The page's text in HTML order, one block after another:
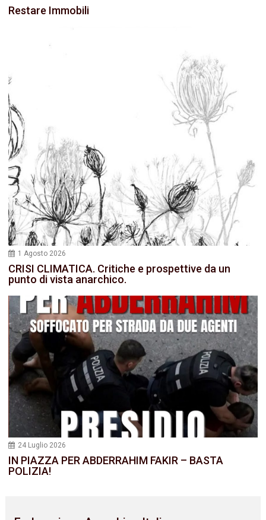
Restare Immobili
1 Agosto 2026
CRISI CLIMATICA. Critiche e prospettive da un
punto di vista anarchico.
24 Luglio 2026
IN PIAZZA PER ABDERRAHIM FAKIR – BASTA
POLIZIA!